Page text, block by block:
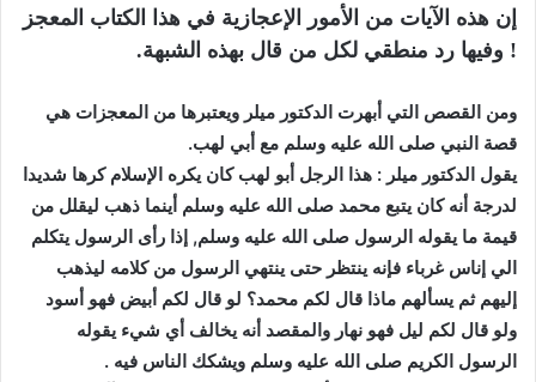
إن هذه الآيات من الأمور الإعجازية في هذا الكتاب المعجز
! وفيها رد منطقي لكل من قال بهذه الشبهة.
ومن القصص التي أبهرت الدكتور ميلر ويعتبرها من المعجزات هي
قصة النبي صلى الله عليه وسلم مع أبي لهب.
يقول الدكتور ميلر : هذا الرجل أبو لهب كان يكره الإسلام كرها شديدا
لدرجة أنه كان يتبع محمد صلى الله عليه وسلم أينما ذهب ليقلل من
قيمة ما يقوله الرسول صلى الله عليه وسلم, إذا رأى الرسول يتكلم
الي إناس غرباء فإنه ينتظر حتى ينتهي الرسول من كلامه ليذهب
إليهم ثم يسألهم ماذا قال لكم محمد؟ لو قال لكم أبيض فهو أسود
ولو قال لكم ليل فهو نهار والمقصد أنه يخالف أي شيء يقوله
الرسول الكريم صلى الله عليه وسلم ويشكك الناس فيه .